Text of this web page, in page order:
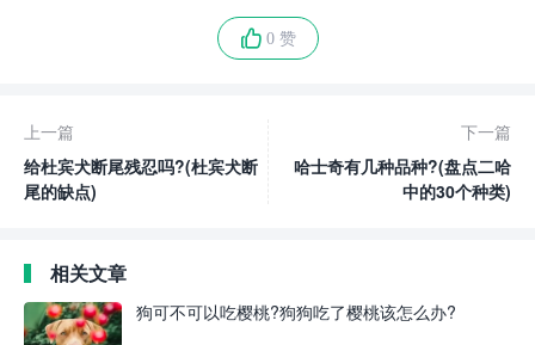
0 赞
上一篇
给杜宾犬断尾残忍吗?(杜宾犬断
尾的缺点)
下一篇
哈士奇有几种品种?(盘点二哈
中的30个种类)
相关文章
狗可不可以吃樱桃?狗狗吃了樱桃该怎么办?